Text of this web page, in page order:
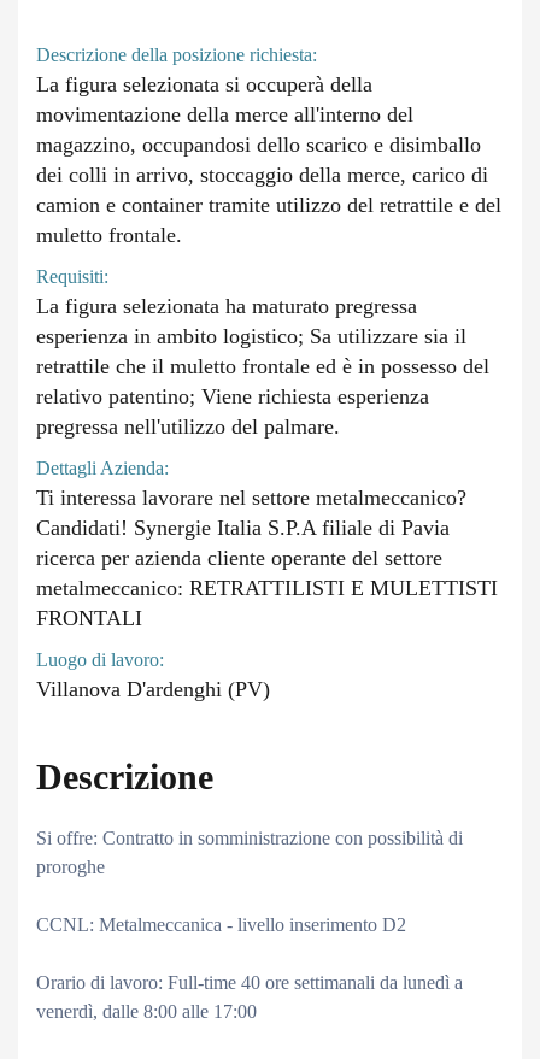
Descrizione della posizione richiesta:
La figura selezionata si occuperà della
movimentazione della merce all'interno del
magazzino, occupandosi dello scarico e disimballo
dei colli in arrivo, stoccaggio della merce, carico di
camion e container tramite utilizzo del retrattile e del
muletto frontale.
Requisiti:
La figura selezionata ha maturato pregressa
esperienza in ambito logistico; Sa utilizzare sia il
retrattile che il muletto frontale ed è in possesso del
relativo patentino; Viene richiesta esperienza
pregressa nell'utilizzo del palmare.
Dettagli Azienda:
Ti interessa lavorare nel settore metalmeccanico?
Candidati! Synergie Italia S.P.A filiale di Pavia
ricerca per azienda cliente operante del settore
metalmeccanico: RETRATTILISTI E MULETTISTI
FRONTALI
Luogo di lavoro:
Villanova D'ardenghi (PV)
Descrizione
Si offre: Contratto in somministrazione con possibilità di
proroghe
CCNL: Metalmeccanica - livello inserimento D2
Orario di lavoro: Full-time 40 ore settimanali da lunedì a
venerdì, dalle 8:00 alle 17:00